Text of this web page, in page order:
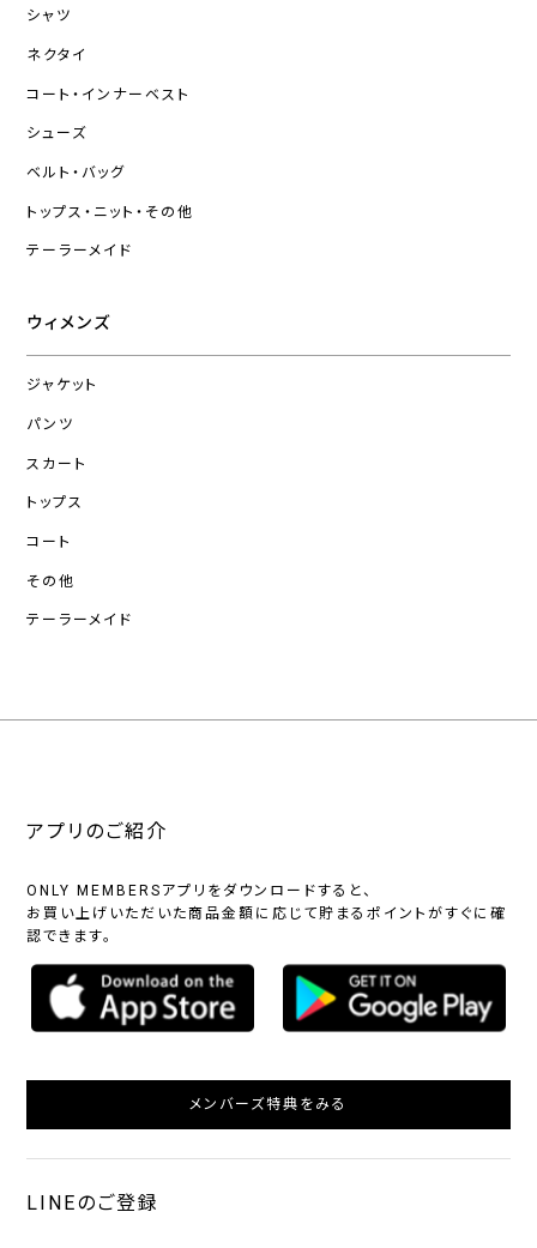
シャツ
ネクタイ
コート・インナーベスト
シューズ
ベルト・バッグ
トップス・ニット・その他
テーラーメイド
ウィメンズ
ジャケット
パンツ
スカート
トップス
コート
その他
テーラーメイド
アプリのご紹介
ONLY MEMBERSアプリをダウンロードすると、
お買い上げいただいた商品金額に応じて貯まるポイントがすぐに確
認できます。
メンバーズ特典をみる
LINEのご登録